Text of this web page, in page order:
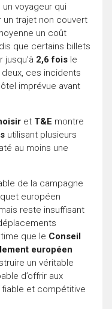
, un voyageur qui
trajet non couvert
un coût
que certains billets
2,6 fois le
deux, ces incidents
imprévue avant
et T&E montre
utilisant plusieurs
au moins une
de la campagne
européen
reste insuffisant
que le Conseil
européen
un véritable
d’offrir aux
et compétitive